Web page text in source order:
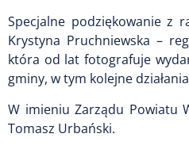
Specjalne podziękowanie z
Krystyna Pruchniewska –
która od lat fotografuje
gminy, w tym kolejne
W imieniu Zarządu Powiatu
Tomasz Urbański.